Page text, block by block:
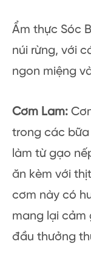
Ẩm thực Sóc
núi rừng, với
ngon miệng
Cơm Lam:
trong các bữa
làm từ gạo
ăn kèm với
cơm này có
mang lại cảm
đầu thưởng